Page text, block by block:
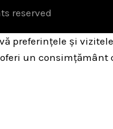
reserved
și
oferi un consimțământ